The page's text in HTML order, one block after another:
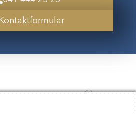
Kontaktformular